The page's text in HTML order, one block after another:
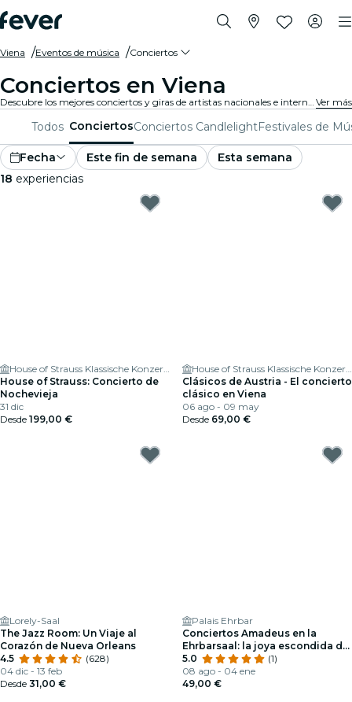
Viena Eventos de música Conciertos
Conciertos en Viena
Descubre los mejores conciertos y giras de artistas nacionales e internacionales en Viena. ¡Compra tu entrada en Fever, y disfruta de la mejor música! Ver más
Todos ConciertosConciertos CandlelightFestivales de
Fecha Este fin de semana
Esta semana
18 experiencias
House of Strauss Klassische Konzerte & Museum
House of Strauss: Concierto de
Nochevieja
31 dic
Desde 199,00 €
House of Strauss Klassische Konzerte & Museum
Clásicos de Austria - El concierto
clásico en Viena
06 ago - 09 may
Desde 69,00 €
Lorely-Saal
The Jazz Room: Un Viaje al
Corazón de Nueva Orleans
4.5
(628)
04 dic - 13 feb
Desde 31,00 €
Palais Ehrbar
Conciertos Amadeus en la
Ehrbarsaal: la joya escondida de
Viena
5.0
(1)
08 ago - 04 ene
49,00 €